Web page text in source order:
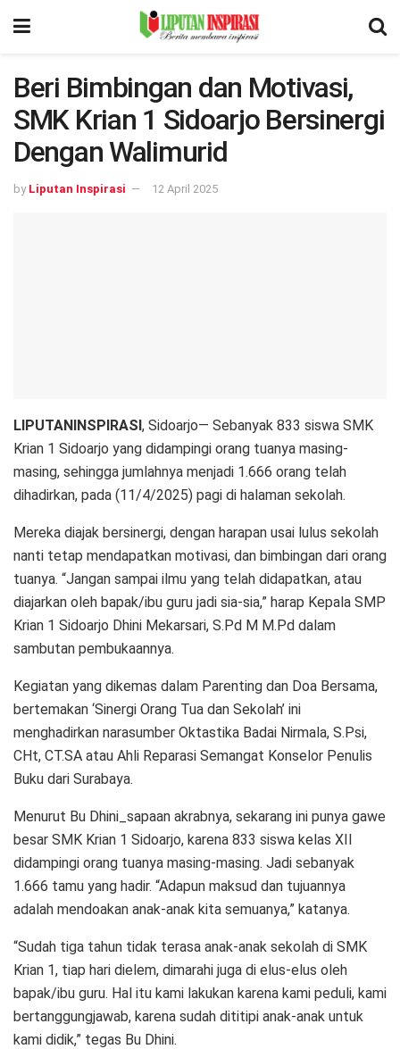
Beri Bimbingan dan Motivasi,
SMK Krian 1 Sidoarjo Bersinergi
Dengan Walimurid
by Liputan Inspirasi 12 April 2025
LIPUTANINSPIRASI, Sidoarjo— Sebanyak 833 siswa SMK
Krian 1 Sidoarjo yang didampingi orang tuanya masing-
masing, sehingga jumlahnya menjadi 1.666 orang telah
dihadirkan, pada (11/4/2025) pagi di halaman sekolah.
Mereka diajak bersinergi, dengan harapan usai lulus sekolah
nanti tetap mendapatkan motivasi, dan bimbingan dari orang
tuanya. “Jangan sampai ilmu yang telah didapatkan, atau
diajarkan oleh bapak/ibu guru jadi sia-sia,” harap Kepala SMP
Krian 1 Sidoarjo Dhini Mekarsari, S.Pd M M.Pd dalam
sambutan pembukaannya.
Kegiatan yang dikemas dalam Parenting dan Doa Bersama,
bertemakan ‘Sinergi Orang Tua dan Sekolah’ ini
menghadirkan narasumber Oktastika Badai Nirmala, S.Psi,
CHt, CT.SA atau Ahli Reparasi Semangat Konselor Penulis
Buku dari Surabaya.
Menurut Bu Dhini_sapaan akrabnya, sekarang ini punya gawe
besar SMK Krian 1 Sidoarjo, karena 833 siswa kelas XII
didampingi orang tuanya masing-masing. Jadi sebanyak
1.666 tamu yang hadir. “Adapun maksud dan tujuannya
adalah mendoakan anak-anak kita semuanya,” katanya.
“Sudah tiga tahun tidak terasa anak-anak sekolah di SMK
Krian 1, tiap hari dielem, dimarahi juga di elus-elus oleh
bapak/ibu guru. Hal itu kami lakukan karena kami peduli, kami
bertanggungjawab, karena sudah dititipi anak-anak untuk
kami didik,” tegas Bu Dhini.